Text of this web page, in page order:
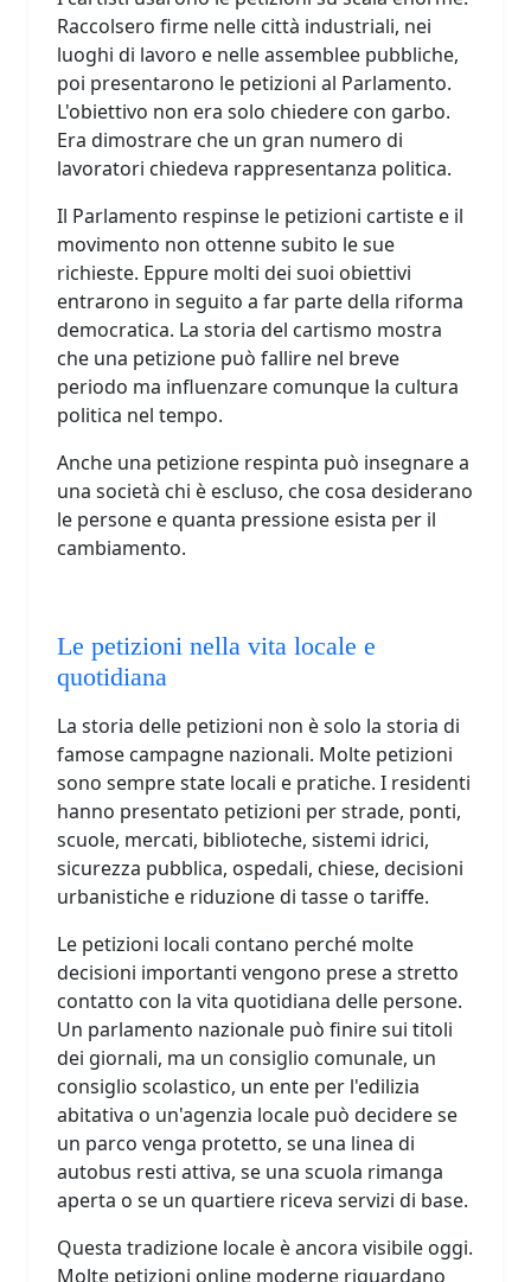
Raccolsero firme nelle città industriali, nei
luoghi di lavoro e nelle assemblee pubbliche,
poi presentarono le petizioni al Parlamento.
L'obiettivo non era solo chiedere con garbo.
Era dimostrare che un gran numero di
lavoratori chiedeva rappresentanza politica.
Il Parlamento respinse le petizioni cartiste e il
movimento non ottenne subito le sue
richieste. Eppure molti dei suoi obiettivi
entrarono in seguito a far parte della riforma
democratica. La storia del cartismo mostra
che una petizione può fallire nel breve
periodo ma influenzare comunque la cultura
politica nel tempo.
Anche una petizione respinta può insegnare a
una società chi è escluso, che cosa desiderano
le persone e quanta pressione esista per il
cambiamento.
Le petizioni nella vita locale e
quotidiana
La storia delle petizioni non è solo la storia di
famose campagne nazionali. Molte petizioni
sono sempre state locali e pratiche. I residenti
hanno presentato petizioni per strade, ponti,
scuole, mercati, biblioteche, sistemi idrici,
sicurezza pubblica, ospedali, chiese, decisioni
urbanistiche e riduzione di tasse o tariffe.
Le petizioni locali contano perché molte
decisioni importanti vengono prese a stretto
contatto con la vita quotidiana delle persone.
Un parlamento nazionale può finire sui titoli
dei giornali, ma un consiglio comunale, un
consiglio scolastico, un ente per l'edilizia
abitativa o un'agenzia locale può decidere se
un parco venga protetto, se una linea di
autobus resti attiva, se una scuola rimanga
aperta o se un quartiere riceva servizi di base.
Questa tradizione locale è ancora visibile oggi.
Molte petizioni online moderne riguardano